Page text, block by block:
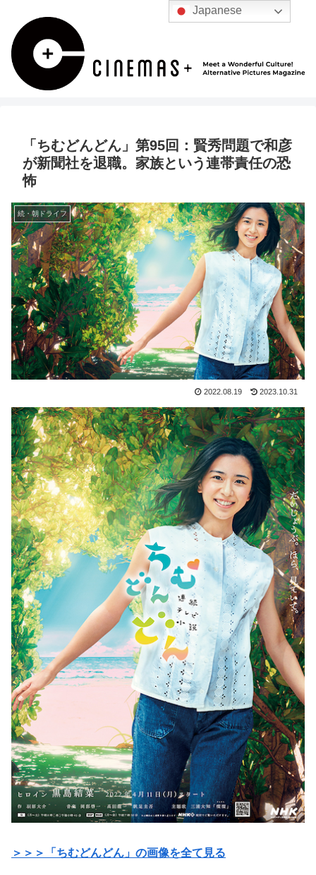
「ちむどんどん」第95回：賢秀問題で和彦
が新聞社を退職。家族という連帯責任の恐
怖
続・朝ドライフ
2022.08.19 2023.10.31
＞＞＞「ちむどんどん」の画像を全て見る
Japanese